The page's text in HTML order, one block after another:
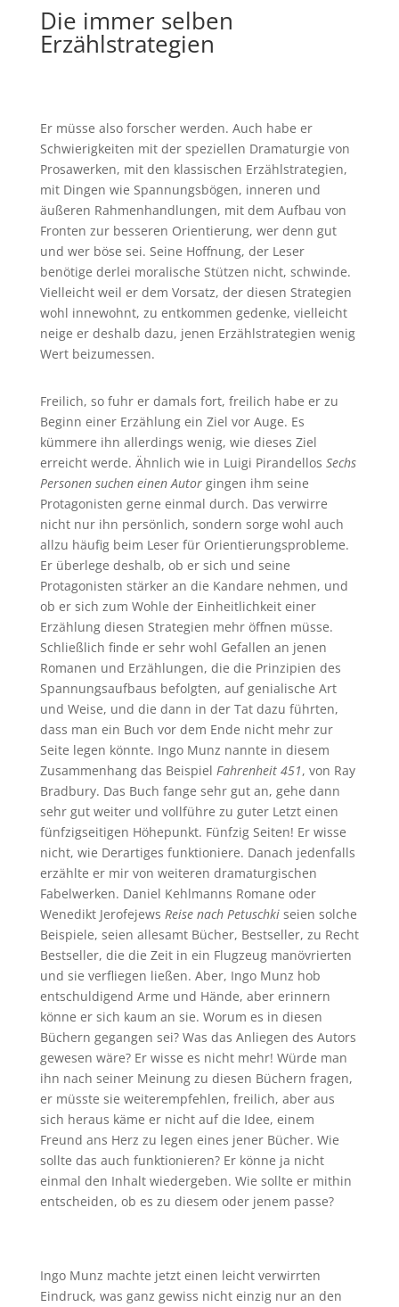
Die immer selben
Erzählstrategien
Er müsse also forscher werden. Auch habe er
Schwierigkeiten mit der speziellen Dramaturgie von
Prosawerken, mit den klassischen Erzählstrategien,
mit Dingen wie Spannungsbögen, inneren und
äußeren Rahmenhandlungen, mit dem Aufbau von
Fronten zur besseren Orientierung, wer denn gut
und wer böse sei. Seine Hoffnung, der Leser
benötige derlei moralische Stützen nicht, schwinde.
Vielleicht weil er dem Vorsatz, der diesen Strategien
wohl innewohnt, zu entkommen gedenke, vielleicht
neige er deshalb dazu, jenen Erzählstrategien wenig
Wert beizumessen.
Freilich, so fuhr er damals fort, freilich habe er zu
Beginn einer Erzählung ein Ziel vor Auge. Es
kümmere ihn allerdings wenig, wie dieses Ziel
erreicht werde. Ähnlich wie in Luigi Pirandellos Sechs
Personen suchen einen Autorgingen ihm seine
Protagonisten gerne einmal durch. Das verwirre
nicht nur ihn persönlich, sondern sorge wohl auch
allzu häufig beim Leser für Orientierungsprobleme.
Er überlege deshalb, ob er sich und seine
Protagonisten stärker an die Kandare nehmen, und
ob er sich zum Wohle der Einheitlichkeit einer
Erzählung diesen Strategien mehr öffnen müsse.
Schließlich finde er sehr wohl Gefallen an jenen
Romanen und Erzählungen, die die Prinzipien des
Spannungsaufbaus befolgten, auf genialische Art
und Weise, und die dann in der Tat dazu führten,
dass man ein Buch vor dem Ende nicht mehr zur
Seite legen könnte. Ingo Munz nannte in diesem
Zusammenhang das Beispiel Fahrenheit 451, von Ray
Bradbury. Das Buch fange sehr gut an, gehe dann
sehr gut weiter und vollführe zu guter Letzt einen
fünfzigseitigen Höhepunkt. Fünfzig Seiten! Er wisse
nicht, wie Derartiges funktioniere. Danach jedenfalls
erzählte er mir von weiteren dramaturgischen
Fabelwerken. Daniel Kehlmanns Romane oder
Wenedikt Jerofejews Reise nach Petuschkiseien solche
Beispiele, seien allesamt Bücher, Bestseller, zu Recht
Bestseller, die die Zeit in ein Flugzeug manövrierten
und sie verfliegen ließen. Aber, Ingo Munz hob
entschuldigend Arme und Hände, aber erinnern
könne er sich kaum an sie. Worum es in diesen
Büchern gegangen sei? Was das Anliegen des Autors
gewesen wäre? Er wisse es nicht mehr! Würde man
ihn nach seiner Meinung zu diesen Büchern fragen,
er müsste sie weiterempfehlen, freilich, aber aus
sich heraus käme er nicht auf die Idee, einem
Freund ans Herz zu legen eines jener Bücher. Wie
sollte das auch funktionieren? Er könne ja nicht
einmal den Inhalt wiedergeben. Wie sollte er mithin
entscheiden, ob es zu diesem oder jenem passe?
Ingo Munz machte jetzt einen leicht verwirrten
Eindruck, was ganz gewiss nicht einzig nur an den